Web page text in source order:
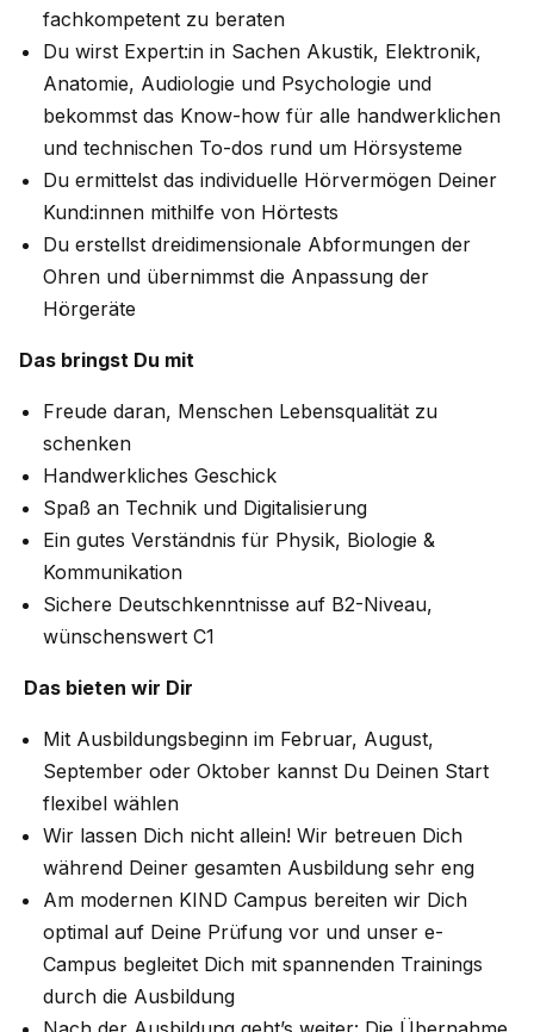
fachkompetent zu beraten
Du wirst Expert:in in Sachen Akustik, Elektronik,
Anatomie, Audiologie und Psychologie und
bekommst das Know-how für alle handwerklichen
und technischen To-dos rund um Hörsysteme
Du ermittelst das individuelle Hörvermögen Deiner
Kund:innen mithilfe von Hörtests
Du erstellst dreidimensionale Abformungen der
Ohren und übernimmst die Anpassung der
Hörgeräte
Das bringst Du mit
Freude daran, Menschen Lebensqualität zu
schenken
Handwerkliches Geschick
Spaß an Technik und Digitalisierung
Ein gutes Verständnis für Physik, Biologie &
Kommunikation
Sichere Deutschkenntnisse auf B2-Niveau,
wünschenswert C1
Das bieten wir Dir
Mit Ausbildungsbeginn im Februar, August,
September oder Oktober kannst Du Deinen Start
flexibel wählen
Wir lassen Dich nicht allein! Wir betreuen Dich
während Deiner gesamten Ausbildung sehr eng
Am modernen KIND Campus bereiten wir Dich
optimal auf Deine Prüfung vor und unser e-
Campus begleitet Dich mit spannenden Trainings
durch die Ausbildung